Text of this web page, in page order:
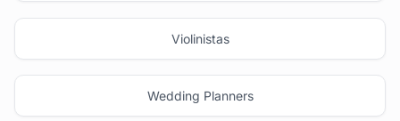
Violinistas
Wedding Planners